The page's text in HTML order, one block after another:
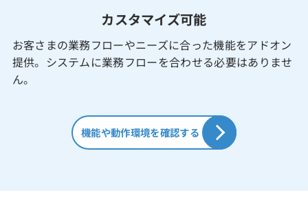
カスタマイズ可能
お客さまの業務フローやニーズに合った機能をアドオン
提供。システムに業務フローを合わせる必要はありませ
ん。
機能や動作環境を確認する